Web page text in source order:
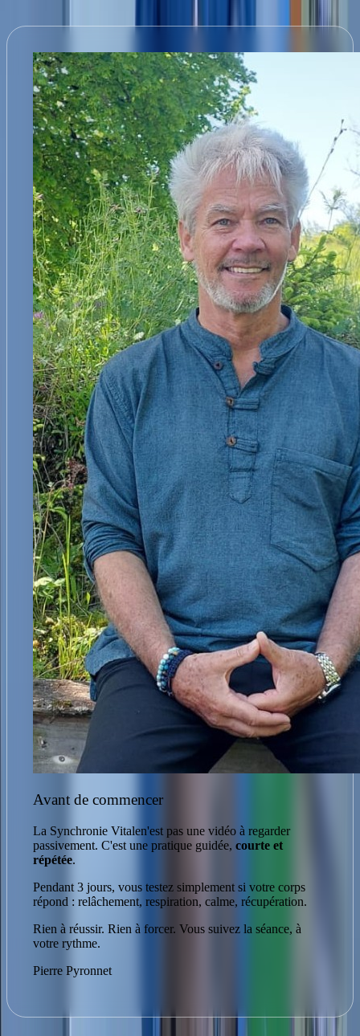
Avant de commencer
La Synchronie Vitalen'est pas une vidéo à regarder
passivement. C'est une pratique guidée, courte et
répétée.
Pendant 3 jours, vous testez simplement si votre corps
répond : relâchement, respiration, calme, récupération.
Rien à réussir. Rien à forcer. Vous suivez la séance, à
votre rythme.
Pierre Pyronnet